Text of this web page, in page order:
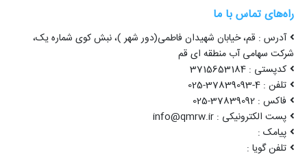
راه‌های تماس با ما
آدرس : قم، خیابان شهیدان فاطمی(دور شهر )، نبش کوی شماره یک،
شرکت سهامی آب منطقه ای قم
کدپستی : 3715653184
تلفن : 4-37839093-025
فاکس : 37839092-025
پست الکترونیکی : info@qmrw.ir
پیامک :
تلفن گویا :